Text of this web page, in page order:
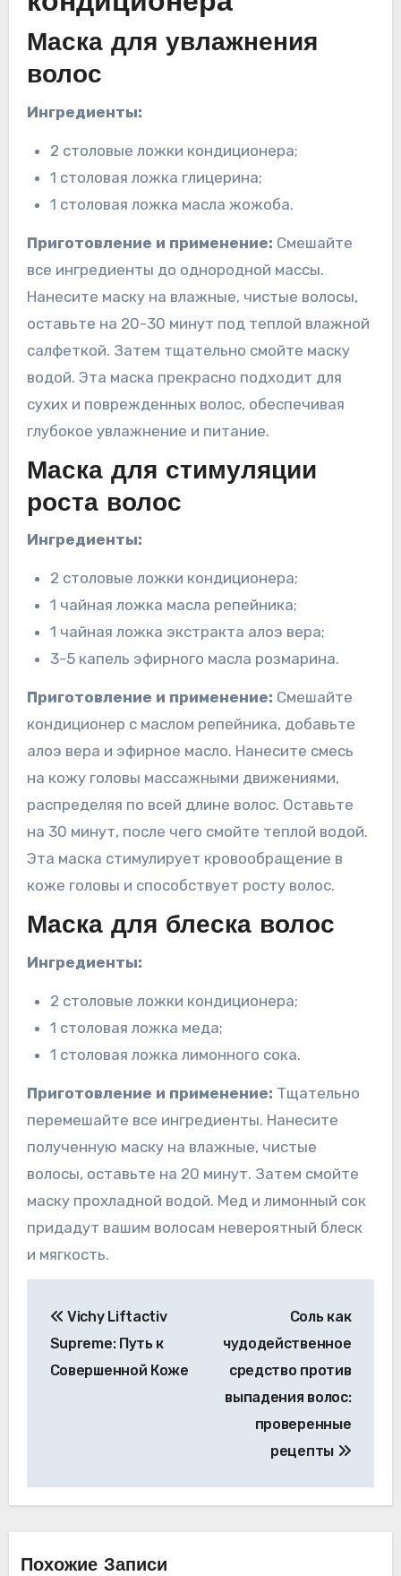
Маска для увлажнения
волос
Ингредиенты:
2 столовые ложки кондиционера;
1 столовая ложка глицерина;
1 столовая ложка масла жожоба.
Приготовление и применение: Смешайте
все ингредиенты до однородной массы.
Нанесите маску на влажные, чистые волосы,
оставьте на 20-30 минут под теплой влажной
салфеткой. Затем тщательно смойте маску
водой. Эта маска прекрасно подходит для
сухих и поврежденных волос, обеспечивая
глубокое увлажнение и питание.
Маска для стимуляции
роста волос
Ингредиенты:
2 столовые ложки кондиционера;
1 чайная ложка масла репейника;
1 чайная ложка экстракта алоэ вера;
3-5 капель эфирного масла розмарина.
Приготовление и применение: Смешайте
кондиционер с маслом репейника, добавьте
алоэ вера и эфирное масло. Нанесите смесь
на кожу головы массажными движениями,
распределяя по всей длине волос. Оставьте
на 30 минут, после чего смойте теплой водой.
Эта маска стимулирует кровообращение в
коже головы и способствует росту волос.
Маска для блеска волос
Ингредиенты:
2 столовые ложки кондиционера;
1 столовая ложка меда;
1 столовая ложка лимонного сока.
Приготовление и применение: Тщательно
перемешайте все ингредиенты. Нанесите
полученную маску на влажные, чистые
волосы, оставьте на 20 минут. Затем смойте
маску прохладной водой. Мед и лимонный сок
придадут вашим волосам невероятный блеск
и мягкость.
по
записям
Vichy Liftactiv
Supreme: Путь к
Совершенной Коже
Соль как
чудодейственное
средство против
выпадения волос:
проверенные
рецепты
Похожие Записи